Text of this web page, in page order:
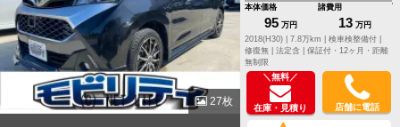
27枚
本体価格
95 万円
諸費用
13 万円
2018(H30) |
7.8万km |
検車検整備付 |
修復無 | 法定含 | 保証付・12ヶ月・距離
無制限
＼無料／
在庫・見積り 店舗に電話